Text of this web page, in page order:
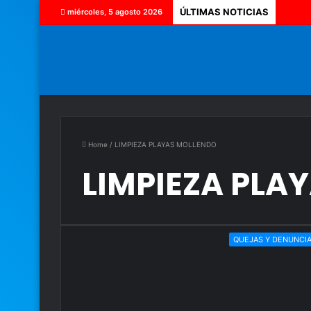
miércoles, 5 agosto 2026 ÚLTIMAS NOTICIAS
Home / LIMPIEZA PLAYAS MOLLENDO
LIMPIEZA
QUEJAS Y